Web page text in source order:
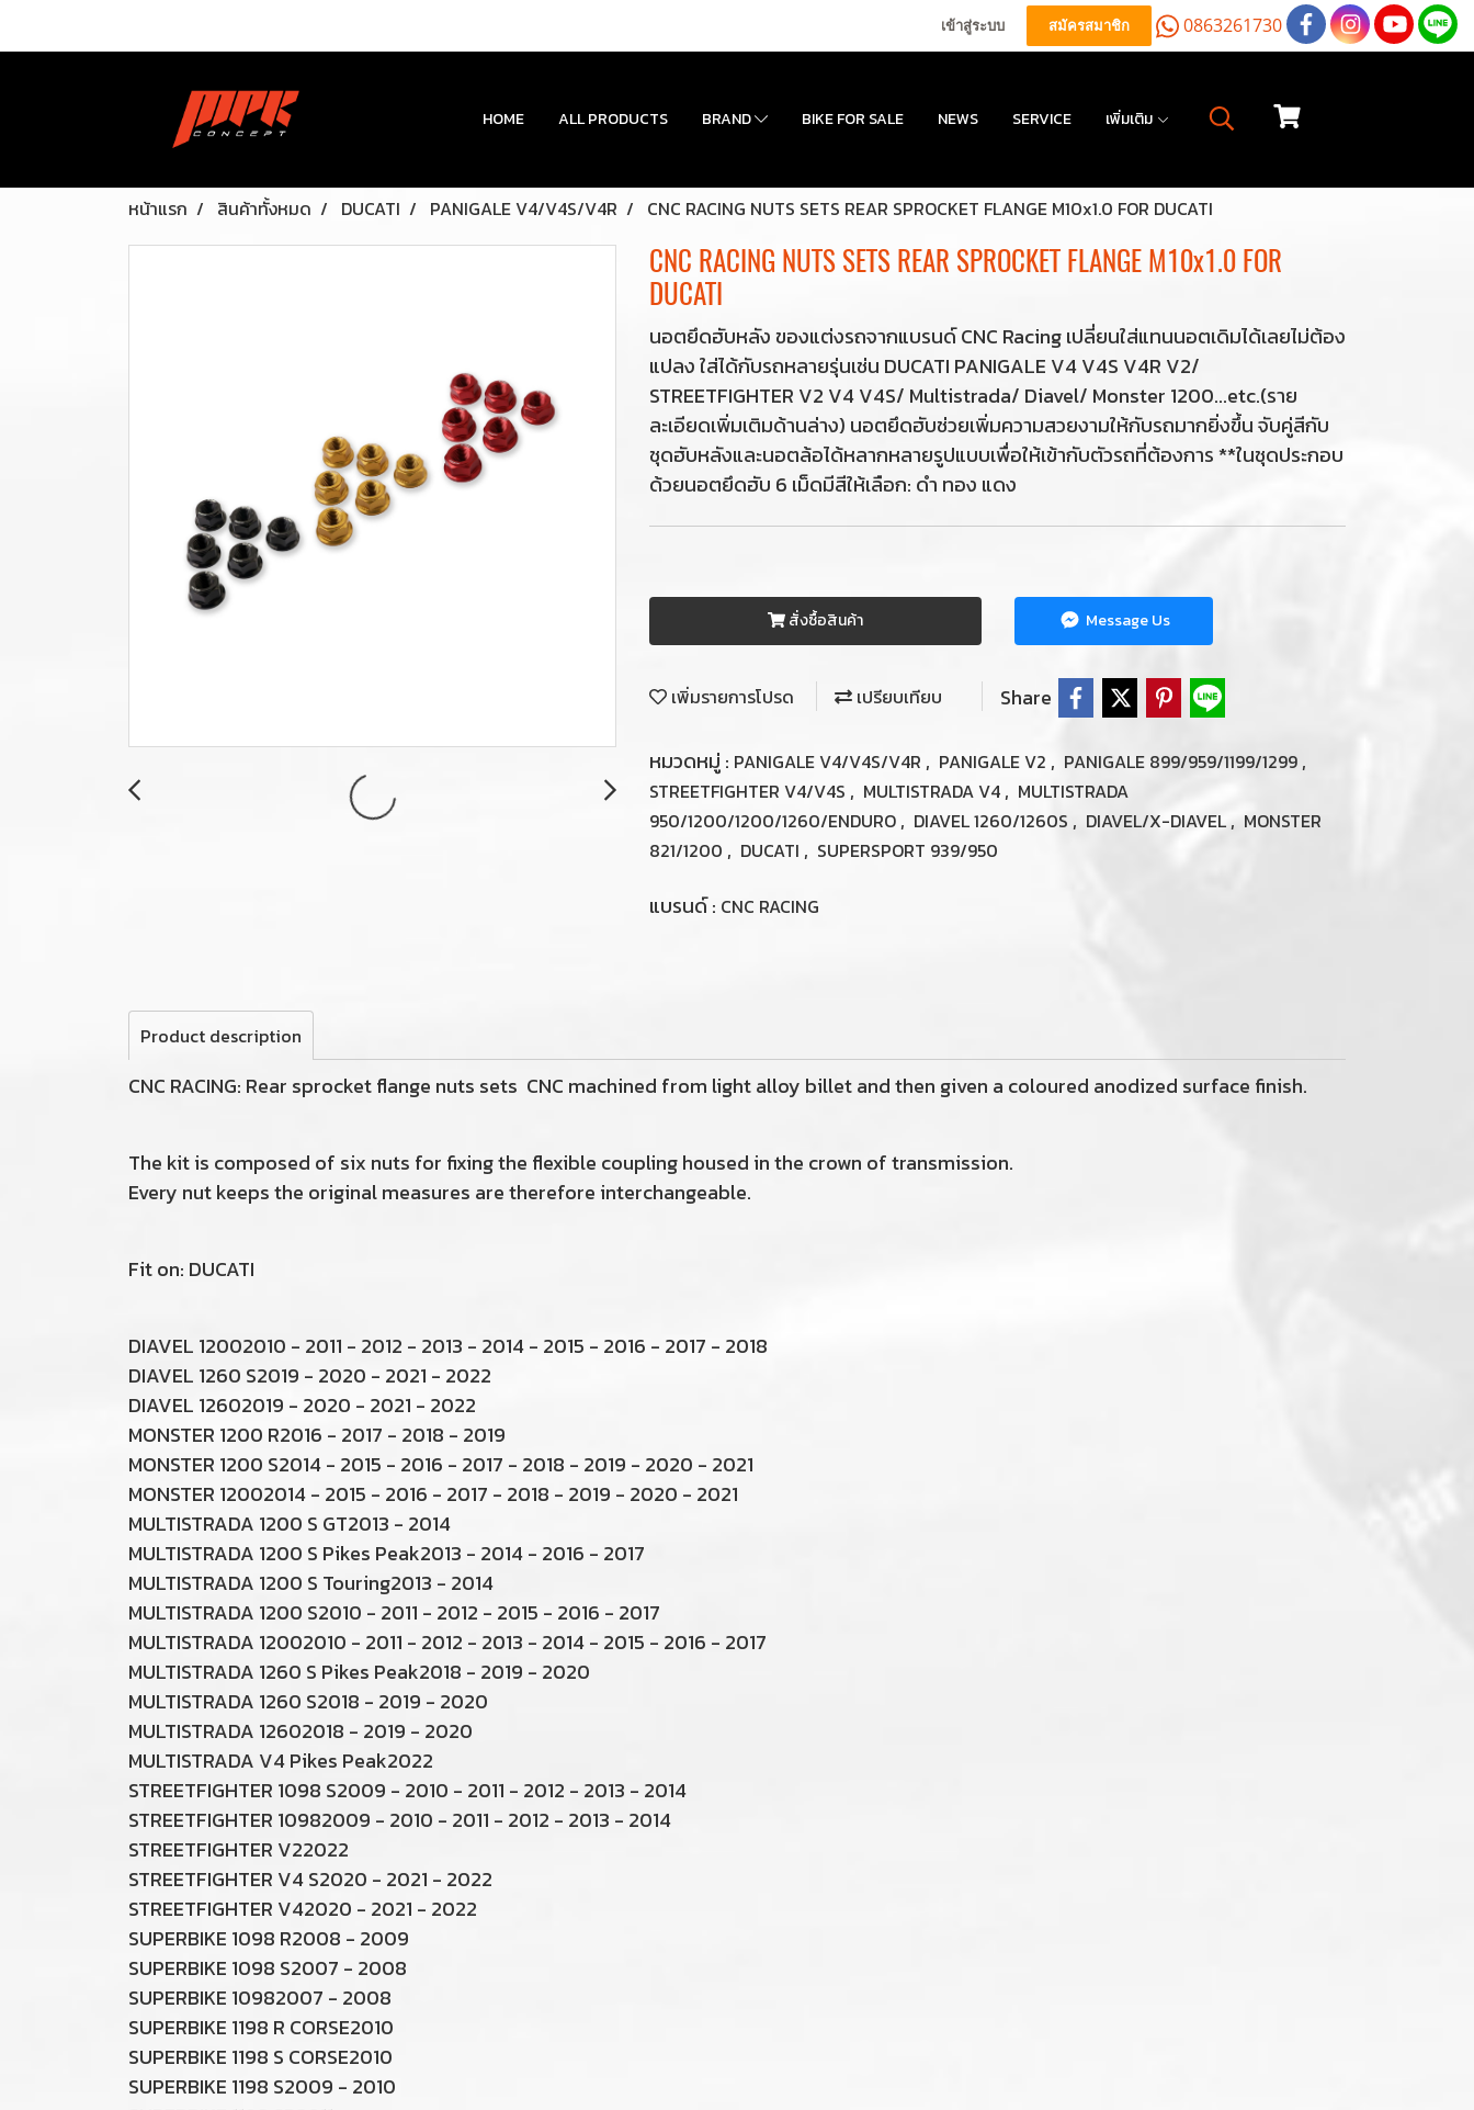
เข้าสู่ระบบ สมัครสมาชิก 0863261730
HOME ALL PRODUCTS BRAND BIKE FOR SALE NEWS SERVICE เพิ่มเติม
หน้าแรก สินค้าทั้งหมด DUCATI PANIGALE V4/V4S/V4R CNC RACING NUTS SETS REAR SPROCKET FLANGE M10x1.0 FOR DUCATI
CNC RACING NUTS SETS REAR SPROCKET FLANGE M10x1.0 FOR
DUCATI
นอตยึดฮับหลัง ของแต่งรถจากแบรนด์ CNC Racing เปลี่ยนใส่แทนนอตเดิมได้เลยไม่ต้อง
แปลง ใส่ได้กับรถหลายรุ่นเช่น DUCATI PANIGALE V4 V4S V4R V2/
STREETFIGHTER V2 V4 V4S/ Multistrada/ Diavel/ Monster 1200...etc.(ราย
ละเอียดเพิ่มเติมด้านล่าง) นอตยึดฮับช่วยเพิ่มความสวยงามให้กับรถมากยิ่งขึ้น จับคู่สีกับ
ชุดฮับหลังและนอตล้อได้หลากหลายรูปแบบเพื่อให้เข้ากับตัวรถที่ต้องการ **ในชุดประกอบ
ด้วยนอตยึดฮับ 6 เม็ดมีสีให้เลือก: ดำ ทอง แดง
สั่งซื้อสินค้า Message Us
เพิ่มรายการโปรด เปรียบเทียบ Share
หมวดหมู่ : PANIGALE V4/V4S/V4R , PANIGALE V2 , PANIGALE 899/959/1199/1299 ,
STREETFIGHTER V4/V4S , MULTISTRADA V4 , MULTISTRADA
950/1200/1200/1260/ENDURO , DIAVEL 1260/1260S , DIAVEL/X-DIAVEL, MONSTER
821/1200 , DUCATI , SUPERSPORT 939/950
แบรนด์ : CNC RACING
Product description
CNC RACING: Rear sprocket flange nuts sets CNC machined from light alloy billet and then given a coloured anodized surface finish.
The kit is composed of six nuts for fixing the flexible coupling housed in the crown of transmission.
Every nut keeps the original measures are therefore interchangeable.
Fit on: DUCATI
DIAVEL 12002010 - 2011 - 2012 - 2013 - 2014 - 2015 - 2016 - 2017 - 2018
DIAVEL 1260 S2019 - 2020 - 2021 - 2022
DIAVEL 12602019 - 2020 - 2021 - 2022
MONSTER 1200 R2016 - 2017 - 2018 - 2019
MONSTER 1200 S2014 - 2015 - 2016 - 2017 - 2018 - 2019 - 2020 - 2021
MONSTER 12002014 - 2015 - 2016 - 2017 - 2018 - 2019 - 2020 - 2021
MULTISTRADA 1200 S GT2013 - 2014
MULTISTRADA 1200 S Pikes Peak2013 - 2014 - 2016 - 2017
MULTISTRADA 1200 S Touring2013 - 2014
MULTISTRADA 1200 S2010 - 2011 - 2012 - 2015 - 2016 - 2017
MULTISTRADA 12002010 - 2011 - 2012 - 2013 - 2014 - 2015 - 2016 - 2017
MULTISTRADA 1260 S Pikes Peak2018 - 2019 - 2020
MULTISTRADA 1260 S2018 - 2019 - 2020
MULTISTRADA 12602018 - 2019 - 2020
MULTISTRADA V4 Pikes Peak2022
STREETFIGHTER 1098 S2009 - 2010 - 2011 - 2012 - 2013 - 2014
STREETFIGHTER 10982009 - 2010 - 2011 - 2012 - 2013 - 2014
STREETFIGHTER V22022
STREETFIGHTER V4 S2020 - 2021 - 2022
STREETFIGHTER V42020 - 2021 - 2022
SUPERBIKE 1098 R2008 - 2009
SUPERBIKE 1098 S2007 - 2008
SUPERBIKE 10982007 - 2008
SUPERBIKE 1198 R CORSE2010
SUPERBIKE 1198 S CORSE2010
SUPERBIKE 1198 S2009 - 2010